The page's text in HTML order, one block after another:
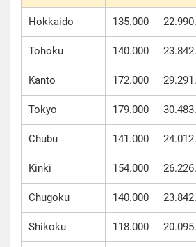
Hokkaido 135.000
Tohoku 140.000
Kanto 172.000
Tokyo 179.000
Chubu 141.000
Kinki 154.000
Chugoku 140.000
Shikoku 118.000